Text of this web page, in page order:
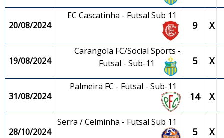
20/08/2024
EC Cascatinha - Futsal Sub 11
9 X
19/08/2024
Carangola FC/Social Sports -
Futsal - Sub-11
5 X
31/08/2024
Palmeira FC - Futsal - Sub-11
14 X
28/10/2024
Serra / Celminha - Futsal Sub 11
5 X